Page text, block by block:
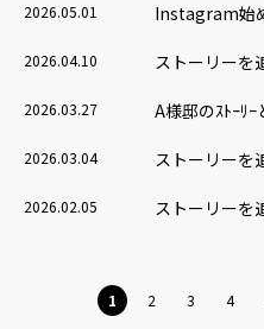
2026.05.01 Instagram始
2026.04.10 ストーリーを
2026.03.27 A様邸のｽﾄｰﾘｰ
2026.03.04 ストーリーを
2026.02.05 ストーリーを
1 2 3 4